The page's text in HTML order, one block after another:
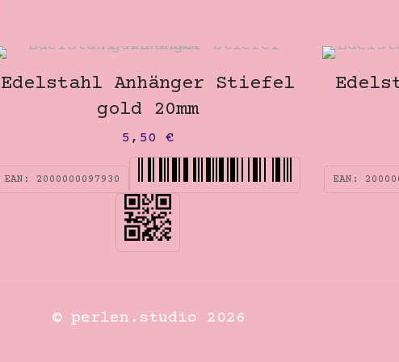
Edelstahl Anhänger Stiefel
gold 20mm
5,50€
EAN: 2000000097930 EAN:
© perlen.studio 2026